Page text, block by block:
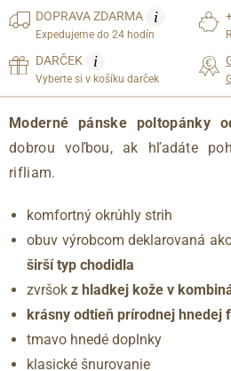
DOPRAVAZDARMA i
Expedujeme do 24 hodín
DARČEK i
Vyberte si v košíku darček
Moderné pánske poltopánky
dobrou voľbou, ak hľadáte
rifliam.
komfortný okrúhly strih
obuv výrobcom deklarovaná
širší typ chodidla
zvršok z hladkej kože v
krásny odtieň prírodnej hnedej
tmavo hnedé doplnky
klasické šnurovanie